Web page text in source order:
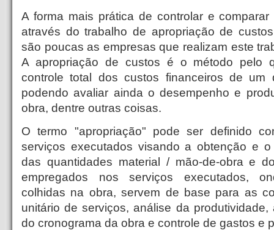
A forma mais prática de controlar e
através do trabalho de apropriação de
são poucas as empresas que realizam este
A apropriação de custos é o método pelo
controle total dos custos financeiros de um
podendo avaliar ainda o desempenho e
obra, dentre outras coisas.
O termo "apropriação" pode ser definido
serviços executados visando a obtenção e
das quantidades material / mão-de-obra e
empregados nos serviços executados,
colhidas na obra, servem de base para as
unitário de serviços, análise da
do cronograma da obra e controle de gastos e